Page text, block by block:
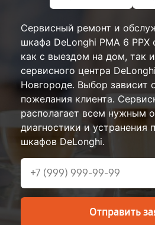
Сервисный ремонт и
шкафа DeLonghi PMA 6 PPX
как с выездом на дом, так
сервисного центра
Новгороде. Выбор зависит
пожелания клиента.
располагает всем нужным
диагностики и устранения
шкафов DeLonghi.
Отправить